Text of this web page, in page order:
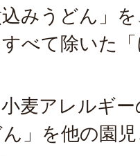
みうどん」
べて除いた
麦アレルギ
ん」を他の園